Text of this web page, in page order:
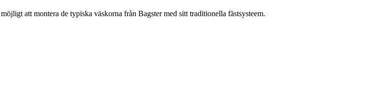
att montera de typiska väskorna från Bagster med sitt traditionella fästsysteem.